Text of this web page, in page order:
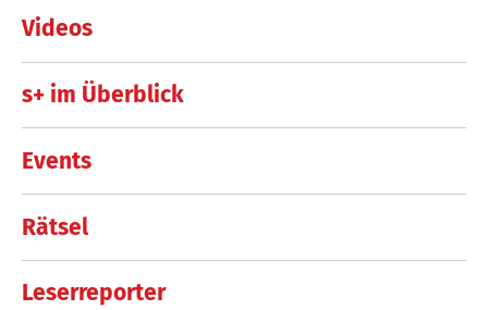
Videos
s+ im Überblick
Events
Rätsel
Leserreporter